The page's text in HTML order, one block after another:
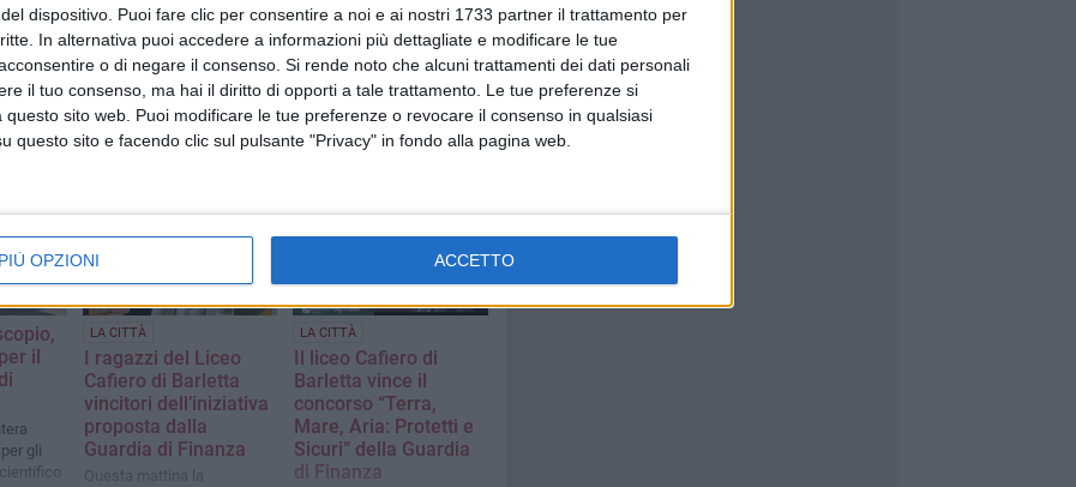
dispositivo. Puoi fare clic per consentire a noi e ai nostri 1733 partner il trattamento per
In alternativa puoi accedere a informazioni più dettagliate e modificare le tue
o di negare il consenso. Si rende noto che alcuni trattamenti dei dati personali
il tuo consenso, ma hai il diritto di opporti a tale trattamento. Le tue preferenze si
questo sito web. Puoi modificare le tue preferenze o revocare il consenso in qualsiasi
questo sito e facendo clic sul pulsante "Privacy" in fondo alla pagina web.
PIÙ OPZIONI ACCETTO
il
gli
LA CITTÀ
I ragazzi del Liceo
Cafiero di Barletta
vincitori dell’iniziativa
proposta dalla
Guardia di Finanza
Questa mattina la
LA CITTÀ
Il liceo Cafiero di
Barletta vince il
concorso “Terra,
Mare, Aria: Protetti e
Sicuri” della Guardia
di Finanza